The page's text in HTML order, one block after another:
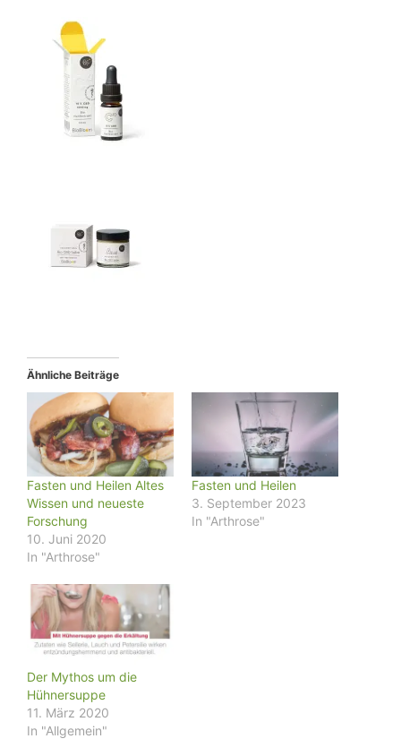
Ähnliche Beiträge
Fasten und Heilen Altes
Wissen und neueste
Forschung
10. Juni 2020
In "Arthrose"
Fasten und Heilen
3. September 2023
In "Arthrose"
Der Mythos um die
Hühnersuppe
11. März 2020
In "Allgemein"